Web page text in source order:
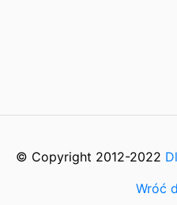
© Copyright 2012-2022
Wróć